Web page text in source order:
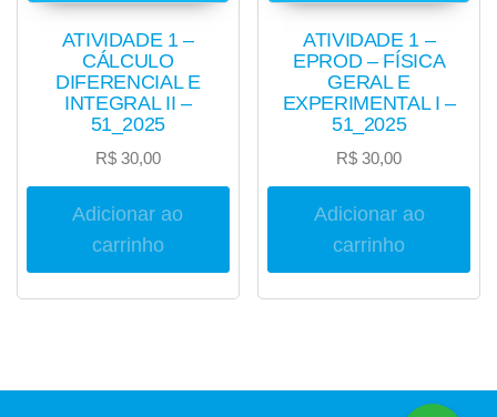
ATIVIDADE 1 –
CÁLCULO
DIFERENCIAL E
INTEGRAL II –
51_2025
R$30,00
Adicionar ao
carrinho
ATIVIDADE 1 –
EPROD – FÍSICA
GERAL E
EXPERIMENTAL I –
51_2025
R$ 30,00
Adicionar ao
carrinho